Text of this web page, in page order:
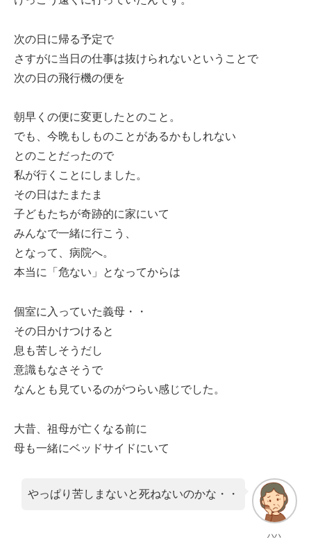
次の日に帰る予定で
さすがに当日の仕事は抜けられないということで
次の日の飛行機の便を
朝早くの便に変更したとのこと。
でも、今晩もしものことがあるかもしれない
とのことだったので
私が行くことにしました。
その日はたまたま
子どもたちが奇跡的に家にいて
みんなで一緒に行こう、
となって、病院へ。
本当に「危ない」となってからは
個室に入っていた義母・・
その日かけつけると
息も苦しそうだし
意識もなさそうで
なんとも見ているのがつらい感じでした。
大昔、祖母が亡くなる前に
母も一緒にベッドサイドにいて
ハハ
やっぱり苦しまないと死ねないのかな・・